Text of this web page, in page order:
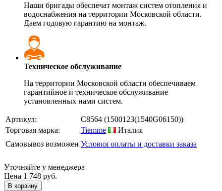
Наши бригады обеспечат монтаж систем отопления и
водоснабжения на территории Московской области.
Даем годовую гарантию на монтаж.
Техническое обслуживание
На территории Московской области обеспечиваем
гарантийное и техническое обслуживание
установленных нами систем.
Артикул: C8564 (1500123(1540G06150))
Торговая марка:
Tiemme
Италия
Самовывоз возможен Условия оплаты и доставки заказа
Уточняйте у менеджера
Цена 1 748 руб.
В корзину